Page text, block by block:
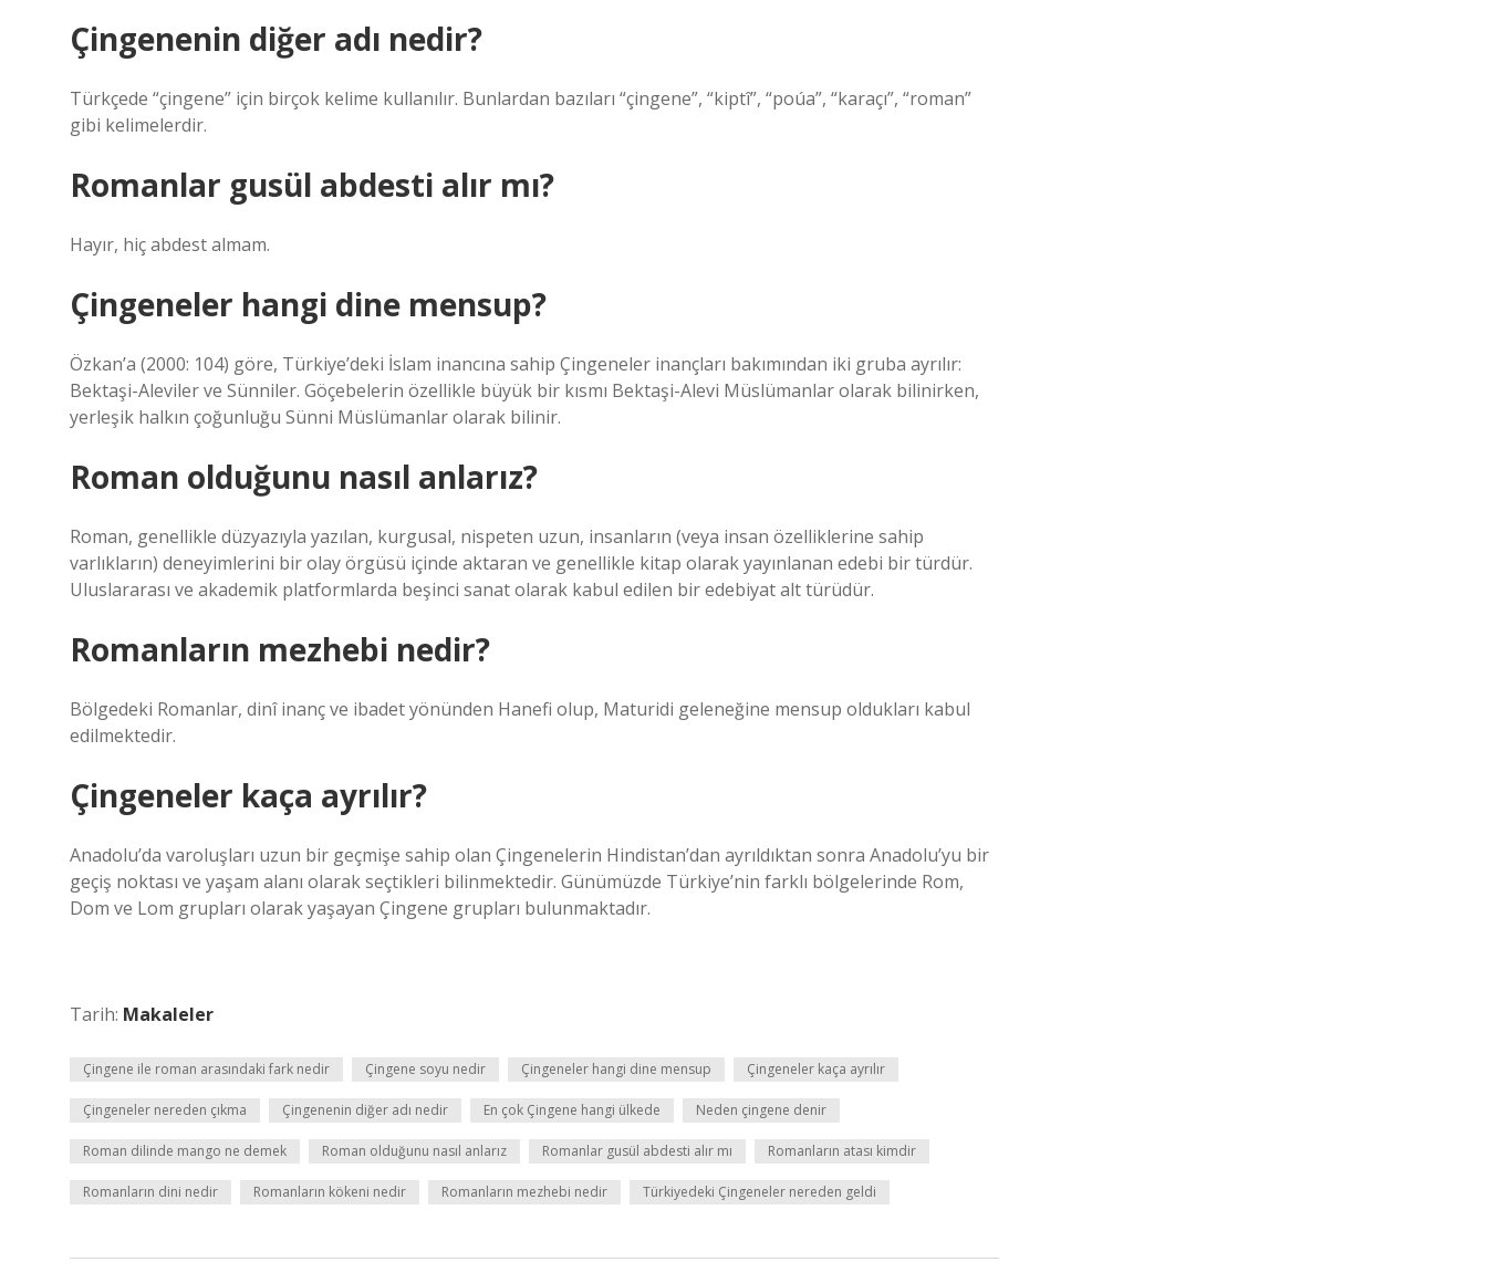
Çingenenin diğer adı nedir?
Türkçede “çingene” için birçok kelime kullanılır. Bunlardan bazıları “çingene”, “kiptî”, “poúa”, “karaçı”, “roman”
gibi kelimelerdir.
Romanlar gusül abdesti alır mı?
Hayır, hiç abdest almam.
Çingeneler hangi dine mensup?
Özkan’a (2000: 104) göre, Türkiye’deki İslam inancına sahip Çingeneler inançları bakımından iki gruba ayrılır:
Bektaşi-Aleviler ve Sünniler. Göçebelerin özellikle büyük bir kısmı Bektaşi-Alevi Müslümanlar olarak bilinirken,
yerleşik halkın çoğunluğu Sünni Müslümanlar olarak bilinir.
Roman olduğunu nasıl anlarız?
Roman, genellikle düzyazıyla yazılan, kurgusal, nispeten uzun, insanların (veya insan özelliklerine sahip
varlıkların) deneyimlerini bir olay örgüsü içinde aktaran ve genellikle kitap olarak yayınlanan edebi bir türdür.
Uluslararası ve akademik platformlarda beşinci sanat olarak kabul edilen bir edebiyat alt türüdür.
Romanların mezhebi nedir?
Bölgedeki Romanlar, dinî inanç ve ibadet yönünden Hanefi olup, Maturidi geleneğine mensup oldukları kabul
edilmektedir.
Çingeneler kaça ayrılır?
Anadolu’da varoluşları uzun bir geçmişe sahip olan Çingenelerin Hindistan’dan ayrıldıktan sonra Anadolu’yu bir
geçiş noktası ve yaşam alanı olarak seçtikleri bilinmektedir. Günümüzde Türkiye’nin farklı bölgelerinde Rom,
Dom ve Lom grupları olarak yaşayan Çingene grupları bulunmaktadır.
Tarih: Makaleler
Çingene ile roman arasındaki fark nedir Çingene soyu nedir Çingeneler hangi dine mensup Çingeneler kaça ayrılır
Çingeneler nereden çıkma Çingenenin diğer adı nedir En çok Çingene hangi ülkede Neden çingene denir
Roman dilinde mango ne demek Roman olduğunu nasıl anlarız Romanlar gusül abdesti alır mı Romanların atası kimdir
Romanların dini nedir Romanların kökeni nedir Romanların mezhebi nedir Türkiyedeki Çingeneler nereden geldi